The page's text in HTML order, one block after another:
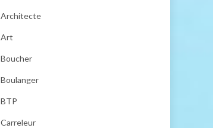
Architecte
Art
Boucher
Boulanger
BTP
Carreleur